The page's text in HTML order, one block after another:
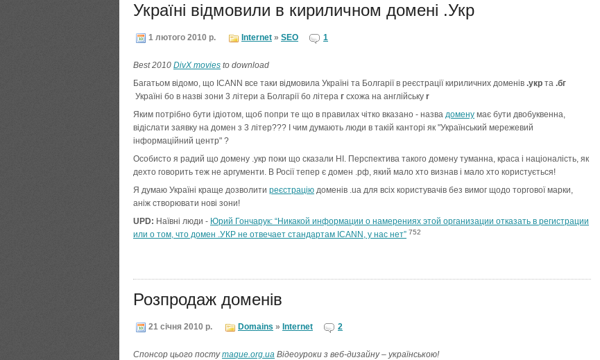
Україні відмовили в кириличном домені .Укр
1 лютого 2010 р. Internet » SEO 1
Best 2010 DivX movies to download
Багатьом відомо, що ICANN все таки відмовила Україні та Болгарії в реєстрації кириличних доменів .укр та .бг
Україні бо в назві зони 3 літери а Болгарії бо літера г схожа на англійську r
Яким потрібно бути ідіотом, щоб попри те що в правилах чітко вказано - назва домену має бути двобуквенна,
відіслати заявку на домен з 3 літер??? І чим думають люди в такій канторі як "Український мережевий
інформаційний центр" ?
Особисто я радий що домену .укр поки що сказали НІ. Перспектива такого домену туманна, краса і націоналість, як
дехто говорить теж не аргументи. В Росії тепер є домен .рф, який мало хто визнав і мало хто користується!
Я думаю Україні краще дозволити реєстрацію доменів .ua для всіх користувачів без вимог щодо торгової марки,
аніж створювати нові зони!
UPD: Наївні люди - Юрий Гончарук: “Никакой информации о намерениях этой организации отказать в регистрации
или о том, что домен .УКР не отвечает стандартам ICANN, у нас нет” 752
Розпродаж доменів
21 січня 2010 р. Domains » Internet 2
Спонсор цього постуmaque.org.ua Відеоуроки з веб-дизайну – українською!